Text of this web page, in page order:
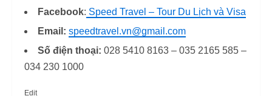
Facebook: Speed Travel – Tour Du Lịch và Visa
Email: speedtravel.vn@gmail.com
Số điện thoại: 028 5410 8163 – 035 2165 585 –
034 230 1000
Edit